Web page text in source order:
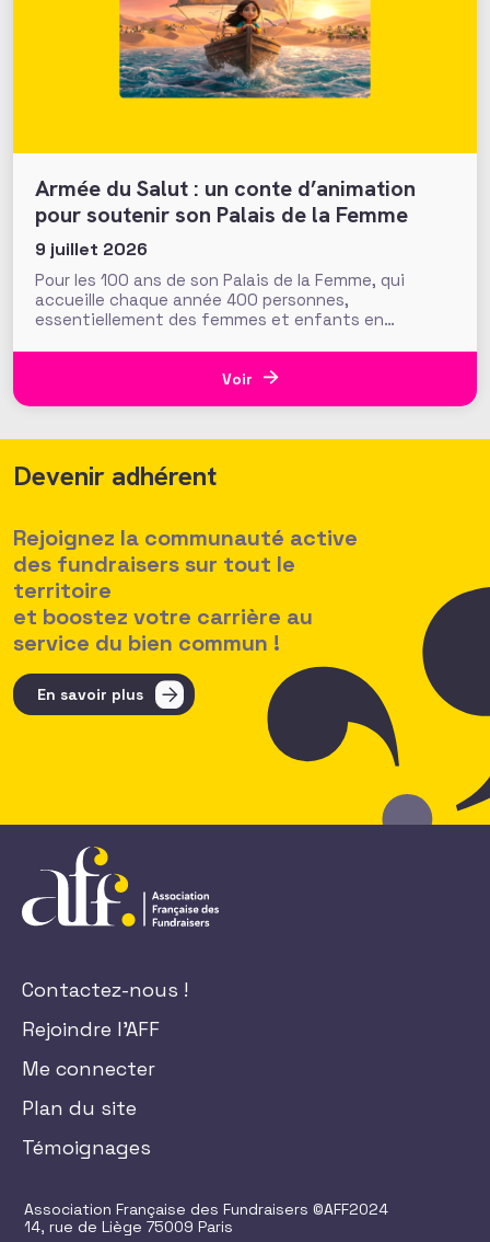
Armée du Salut : un conte d’animation
pour soutenir son Palais de la Femme
9 juillet 2026
Pour les 100 ans de son Palais de la Femme, qui
accueille chaque année 400 personnes,
essentiellement des femmes et enfants en
Salut déroule le tapis rouge avec « L’Odyssée de
Nour » : un film d’animation assisté par IA qui
Voir
Devenir adhérent
Rejoignez la communauté active
des fundraisers sur tout le
territoire
et boostez votre carrière au
service du bien commun !
En savoir plus
Contactez-nous !
Rejoindre l'AFF
Me connecter
Plan du site
Témoignages
Association Française des Fundraisers ©AFF2024
14, rue de Liège 75009 Paris